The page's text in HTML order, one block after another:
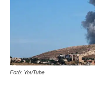
Fotó: YouTube